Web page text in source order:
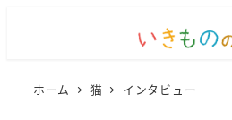
ホーム 猫 インタビュー